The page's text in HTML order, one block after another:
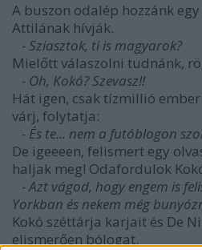
A buszon odalép hozzánk
Attilának hívják.
- Sziasztok, ti is magyarok?
Mielőtt válaszolni tudnánk,
- Oh, Kokó? Szevasz!!
Hát igen, csak tízmillió
várj, folytatja:
- És te... nem a futóblogon
De igeeeen, felismert egy
haljak meg! Odafordulok
- Azt vágod, hogy engem is
Yorkban és nekem még
Kokó széttárja karjait és De
elismerően bólogat.